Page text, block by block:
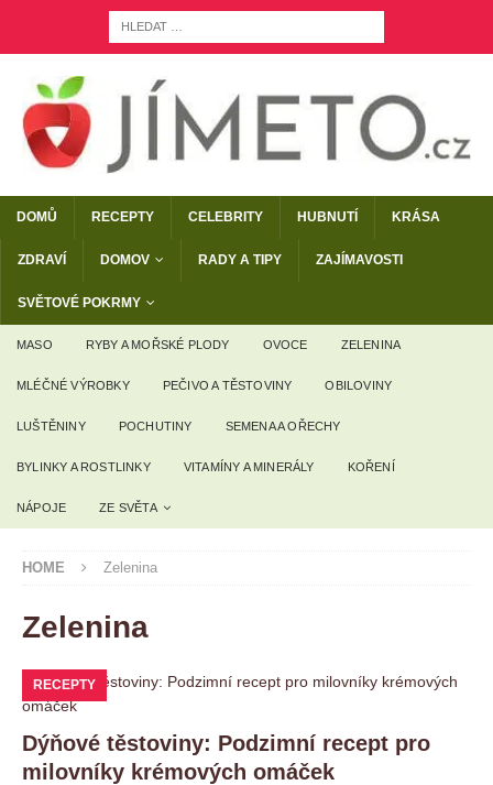
DOMŮ RECEPTY CELEBRITY HUBNUTÍ KRÁSA
ZDRAVÍ DOMOV RADY A TIPY ZAJÍMAVOSTI
SVĚTOVÉ POKRMY
MASO RYBY A MOŘSKÉ PLODY OVOCE ZELENINA
MLÉČNÉ VÝROBKY PEČIVO A TĚSTOVINY OBILOVINY
LUŠTĚNINY POCHUTINY SEMENA A OŘECHY
BYLINKY A ROSTLINKY VITAMÍNY A MINERÁLY KOŘENÍ
NÁPOJE ZE SVĚTA
HOME Zelenina
Zelenina
RECEPTY
Dýňové těstoviny: Podzimní recept pro
milovníky krémových omáček